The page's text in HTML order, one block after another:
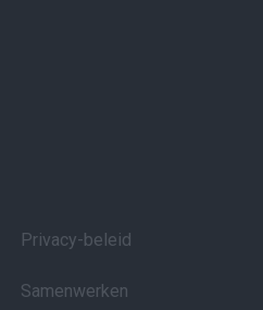
Privacy-beleid
Samenwerken